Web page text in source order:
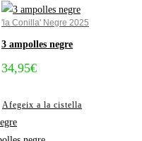
'la Conilla' Negre 2025
3 ampolles negre
34,95€
Afegeix a la cistella